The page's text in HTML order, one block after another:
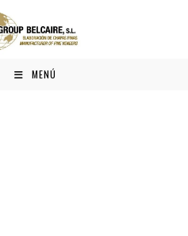
MENÚ